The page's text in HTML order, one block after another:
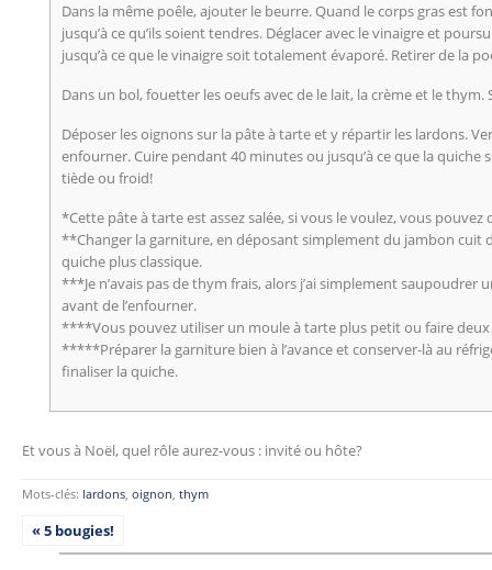
Dans la même poêle, ajouter le beurre. Quand le corps gras est
jusqu’à ce qu’ils soient tendres. Déglacer avec le vinaigre et
jusqu’à ce que le vinaigre soit totalement évaporé. Retirer de la
Dans un bol, fouetter les oeufs avec de le lait, la crème et le
Déposer les oignons sur la pâte à tarte et y répartir les lardons.
enfourner. Cuire pendant 40 minutes ou jusqu’à ce que la quiche
tiède ou froid!
*Cette pâte à tarte est assez salée, si vous le voulez, vous pouvez
**Changer la garniture, en déposant simplement du jambon cuit
quiche plus classique.
***Je n’avais pas de thym frais, alors j’ai simplement saupoudrer
avant de l’enfourner.
****Vous pouvez utiliser un moule à tarte plus petit ou faire
*****Préparer la garniture bien à l’avance et conserver-là au
finaliser la quiche.
Et vous à Noël, quel rôle aurez-vous : invité ou hôte?
Mots-clés: lardons, oignon, thym
« 5 bougies!